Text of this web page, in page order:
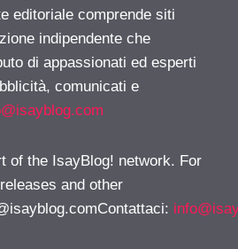
editoriale comprende siti
indipendente che
di appassionati ed esperti
comunicati e
of the IsayBlog! network. For
and other
: